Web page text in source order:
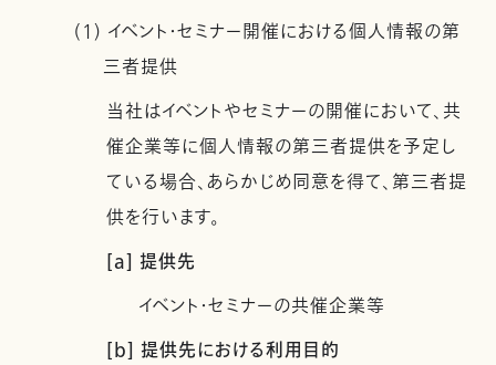
(1) イベント・セミナー開催における個人情報の第
三者提供
当社はイベントやセミナーの開催において、共
催企業等に個人情報の第三者提供を予定し
ている場合、あらかじめ同意を得て、第三者提
供を行います。
[a] 提供先
イベント・セミナーの共催企業等
[b] 提供先における利用目的